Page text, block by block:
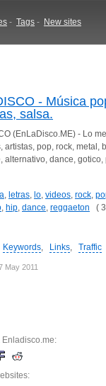
- Tags - New sites
- Música
salsa.
(EnLaDisco.ME) - Lo
artistas, pop, rock, metal,
alternativo, dance, gotico,
, letras, lo, videos, rock,
, hip, dance, reggaeton (
Keywords, Links, Traffic
May 2011
Enladisco.me: